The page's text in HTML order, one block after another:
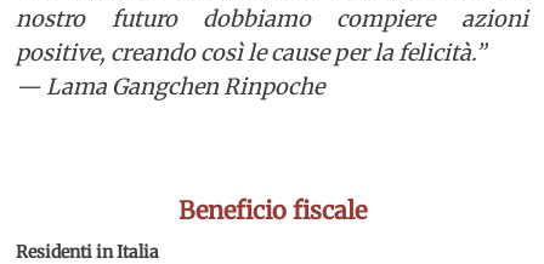
nostro futuro dobbiamo compiere azioni
positive, creando così le cause per la felicità.”
— Lama Gangchen Rinpoche
Beneficio fiscale
Residenti in Italia